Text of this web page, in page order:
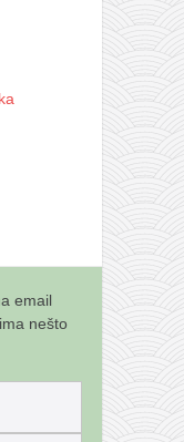
email
nešto